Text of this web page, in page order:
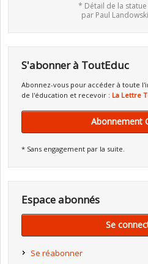
* Détail de la
par Paul
S'abonner à ToutEduc
Abonnez-vous pour accéder à toute
de l'éducation et recevoir : La Lettre
Abonnement
* Sans engagement par la suite.
Espace abonnés
Se
Se réabonner